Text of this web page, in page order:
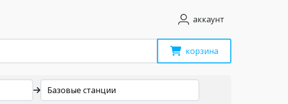
аккаунт
корзина
Базовые станции